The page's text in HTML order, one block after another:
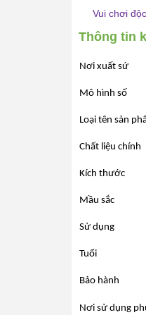
Vui chơi
Thông tin
Nơi xuất sứ
Mô hình số
Loại tên sản
Chất liệu chính
Kích thước
Mầu sắc
Sử dụng
Tuổi
Bảo hành
Nơi sử dụng